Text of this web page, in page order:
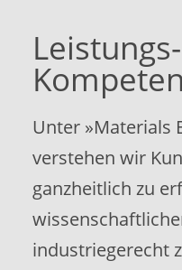
Unter »Materials
verstehen wir
ganzheitlich zu
industriegerecht